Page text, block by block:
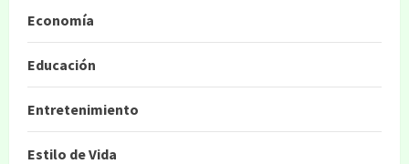
Economía
Educación
Entretenimiento
Estilo de Vida